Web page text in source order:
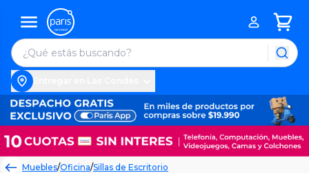
Muebles/Oficina/Sillas de Escritorio